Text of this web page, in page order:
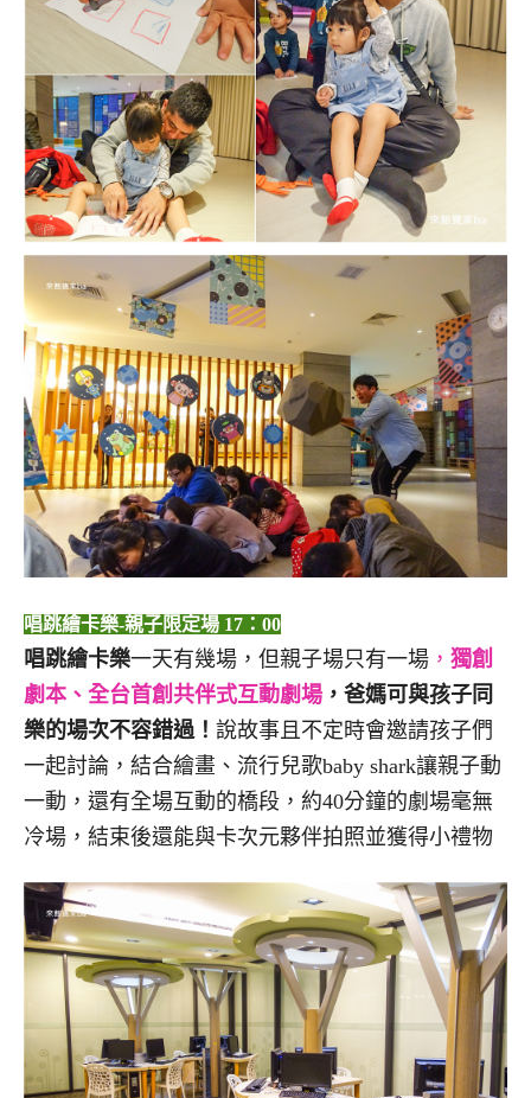
唱跳繪卡樂-親子限定場 17：00
唱跳繪卡樂一天有幾場，但親子場只有一場 ， 獨創
劇本、全台首創共伴式互動劇場 ， 爸媽可與孩子同
樂的場次不容錯過！ 說故事且不定時會邀請孩子們
一起討論，結合繪畫、流行兒歌baby shark讓親子動
一動，還有全場互動的橋段，約40分鐘的劇場毫無
冷場，結束後還能與卡次元夥伴拍照並獲得小禮物